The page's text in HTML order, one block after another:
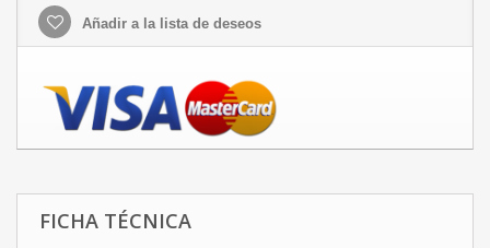
Añadir a la lista de deseos
FICHA TÉCNICA